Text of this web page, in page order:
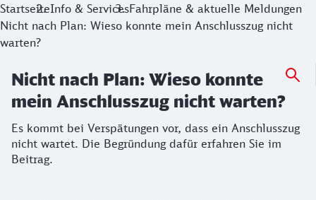
Nicht nach Plan: Wieso konnte mein
Es kommt bei Verspätungen vor, dass ein Anschlusszug
StartseiteInfo & ServicesFahrpläne & aktuelle Meldungen
Nicht nach Plan: Wieso konnte mein Anschlusszug nicht
warten?
Nicht nach Plan: Wieso konnte
mein Anschlusszug nicht warten?
Es kommt bei Verspätungen vor, dass ein Anschlusszug
nicht wartet. Die Begründung dafür erfahren Sie im
Beitrag.